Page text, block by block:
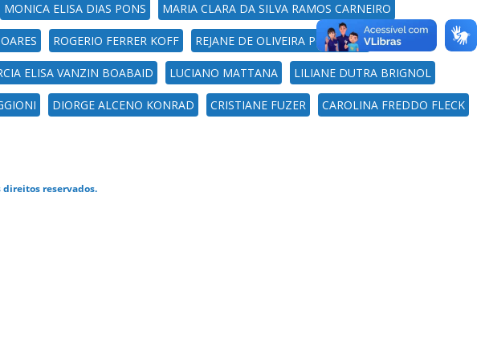
MONICA ELISA DIAS PONS MARIA CLARA DA SILVA RAMOS CARNEIRO
ROGERIO FERRER KOFF REJANE DE OLIVEIRA POZOBON
ELISA VANZIN BOABAID LUCIANO MATTANA LILIANE DUTRA BRIGNOL
DIORGE ALCENO KONRAD CRISTIANE FUZER CAROLINA FREDDO FLECK
direitos reservados.